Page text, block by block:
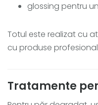
glossing pentru
Totul este realizat cu
cu produse
Tratamente